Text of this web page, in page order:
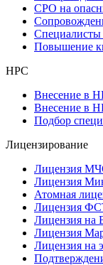
СРО на
Повышение
НРС
Внесение в
Внесение в
Подбор
Лицензирование
Лицензия
Лицензия
Атомная
Лицензия
Лицензия на
Лицензия
Лицензия на